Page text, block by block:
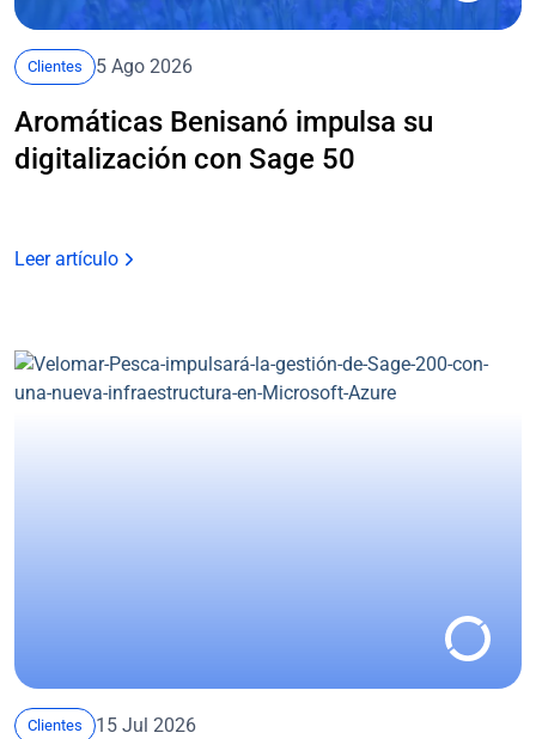
Clientes 5 Ago 2026
Aromáticas Benisanó impulsa su
digitalización con Sage 50
Leer artículo
Clientes 15 Jul 2026